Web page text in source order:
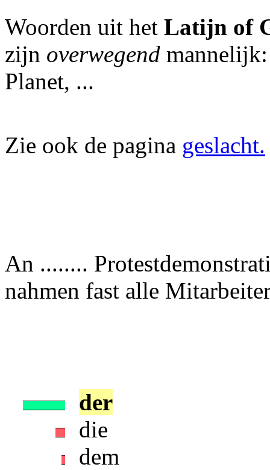
Woorden uit het Latijn of
zijn overwegend
Planet, ...
Zie ook de pagina geslacht.
An ........
nahmen fast alle
der
die
dem